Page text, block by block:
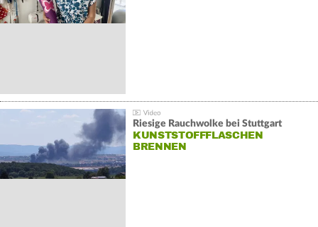
Riesige Rauchwolke bei Stuttgart
KUNSTSTOFFFLASCHEN
BRENNEN